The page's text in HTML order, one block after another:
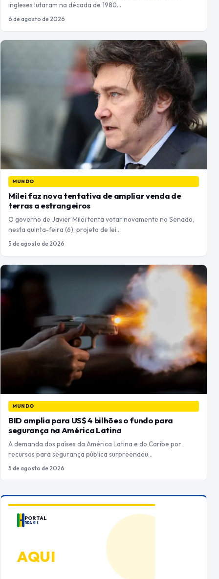
ingleses lutaram na década de 1980…
6 de agosto de 2026
MUNDO
Milei faz nova tentativa de ampliar venda de
terras a estrangeiros
O governo de Javier Milei tenta votar novamente no Senado,
nesta quinta-feira (6), projeto de lei…
5 de agosto de 2026
MUNDO
BID amplia para US$ 4 bilhões o fundo para
segurança na América Latina
A demanda dos países da América Latina e do Caribe por
recursos para segurança pública surpreendeu…
5 de agosto de 2026
PORTAL
BRASIL
AQUI